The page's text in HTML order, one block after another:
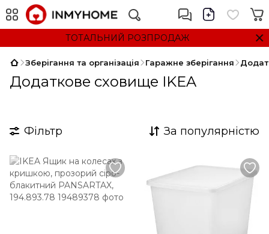
ТОТАЛЬНИЙ РОЗПРОДАЖ
Зберігання та організація Гаражне зберігання
Додаткове сховище IKEA
Фільтр За популярністю